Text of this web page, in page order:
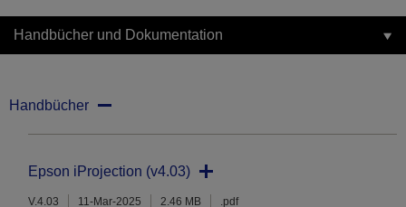
Handbücher und Dokumentation
Handbücher
Epson iProjection (v4.03)
V.4.03 11-Mar-2025 2.46 MB .pdf